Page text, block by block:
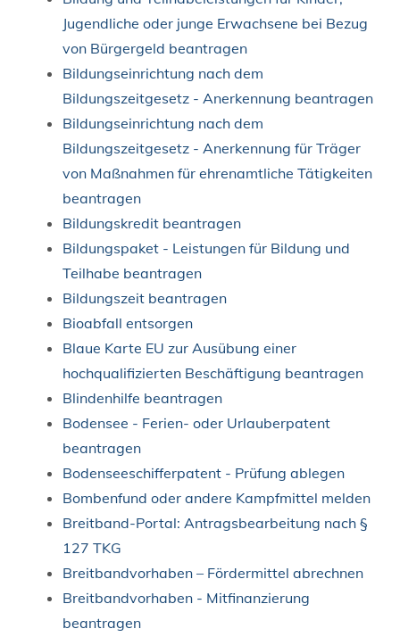
Jugendliche oder junge Erwachsene bei Bezug
von Bürgergeld beantragen
Bildungseinrichtung nach dem
Bildungszeitgesetz - Anerkennung beantragen
Bildungseinrichtung nach dem
Bildungszeitgesetz - Anerkennung für Träger
von Maßnahmen für ehrenamtliche Tätigkeiten
beantragen
Bildungskredit beantragen
Bildungspaket - Leistungen für Bildung und
Teilhabe beantragen
Bildungszeit beantragen
Bioabfall entsorgen
Blaue Karte EU zur Ausübung einer
hochqualifizierten Beschäftigung beantragen
Blindenhilfe beantragen
Bodensee - Ferien- oder Urlauberpatent
beantragen
Bodenseeschifferpatent - Prüfung ablegen
Bombenfund oder andere Kampfmittel melden
Breitband-Portal: Antragsbearbeitung nach §
127 TKG
Breitbandvorhaben – Fördermittel abrechnen
Breitbandvorhaben - Mitfinanzierung
beantragen